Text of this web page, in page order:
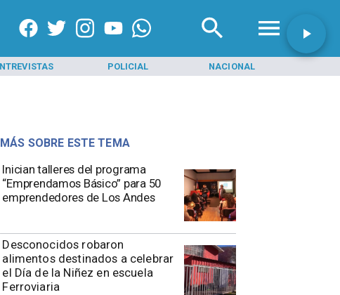
POLICIAL NACIONAL INICIO
Inician talleres del programa
“Emprendamos Básico” para 50
emprendedores de Los Andes
Desconocidos robaron
alimentos destinados a celebrar
el Día de la Niñez en escuela
Ferroviaria
MÁS SOBRE ESTE TEMA